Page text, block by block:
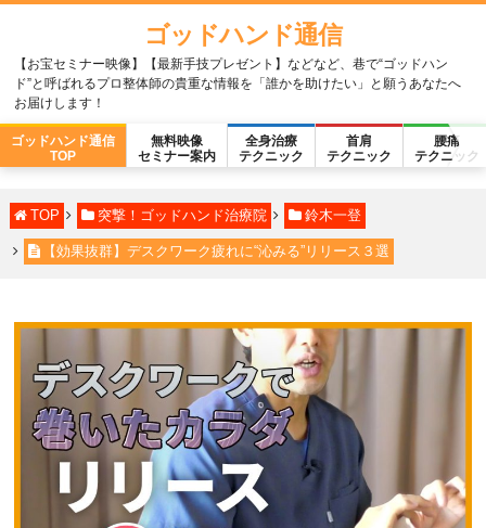
ゴッドハンド通信
【お宝セミナー映像】【最新手技プレゼント】などなど、巷で“ゴッドハン
ド”と呼ばれるプロ整体師の貴重な情報を「誰かを助けたい」と願うあなたへ
お届けします！
ゴッドハンド通信
TOP
無料映像
セミナー案内
全身治療
テクニック
首肩
テクニック
腰痛
テクニック
TOP 突撃！ゴッドハンド治療院 鈴木一登
【効果抜群】デスクワーク疲れに“沁みる”リリース３選